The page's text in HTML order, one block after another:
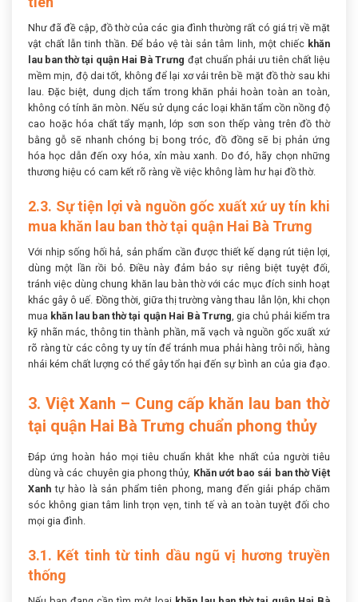
Như đã đề cập, đồ thờ của các gia đình thường rất có giá trị về mặt
vật chất lẫn tinh thần. Để bảo vệ tài sản tâm linh, một chiếc khăn
lau ban thờ tại quận Hai Bà Trưng đạt chuẩn phải ưu tiên chất liệu
mềm mịn, độ dai tốt, không để lại xơ vải trên bề mặt đồ thờ sau khi
lau. Đặc biệt, dung dịch tẩm trong khăn phải hoàn toàn an toàn,
không có tính ăn mòn. Nếu sử dụng các loại khăn tẩm cồn nồng độ
cao hoặc hóa chất tẩy mạnh, lớp sơn son thếp vàng trên đồ thờ
bằng gỗ sẽ nhanh chóng bị bong tróc, đồ đồng sẽ bị phản ứng
hóa học dẫn đến oxy hóa, xỉn màu xanh. Do đó, hãy chọn những
thương hiệu có cam kết rõ ràng về việc không làm hư hại đồ thờ.
2.3. Sự tiện lợi và nguồn gốc xuất xứ uy tín khi
mua khăn lau ban thờ tại quận Hai Bà Trưng
Với nhịp sống hối hả, sản phẩm cần được thiết kế dạng rút tiện lợi,
dùng một lần rồi bỏ. Điều này đảm bảo sự riêng biệt tuyệt đối,
tránh việc dùng chung khăn lau bàn thờ với các mục đích sinh hoạt
khác gây ô uế. Đồng thời, giữa thị trường vàng thau lẫn lộn, khi chọn
mua khăn lau ban thờ tại quận Hai Bà Trưng, gia chủ phải kiểm tra
kỹ nhãn mác, thông tin thành phần, mã vạch và nguồn gốc xuất xứ
rõ ràng từ các công ty uy tín để tránh mua phải hàng trôi nổi, hàng
nhái kém chất lượng có thể gây tổn hại đến sự bình an của gia đạo.
3. Việt Xanh – Cung cấp khăn lau ban thờ
tại quận Hai Bà Trưng chuẩn phong thủy
Đáp ứng hoàn hảo mọi tiêu chuẩn khắt khe nhất của người tiêu
dùng và các chuyên gia phong thủy, Khăn ướt bao sái ban thờ Việt
Xanh tự hào là sản phẩm tiên phong, mang đến giải pháp chăm
sóc không gian tâm linh trọn vẹn, tinh tế và an toàn tuyệt đối cho
mọi gia đình.
3.1. Kết tinh từ tinh dầu ngũ vị hương truyền
thống